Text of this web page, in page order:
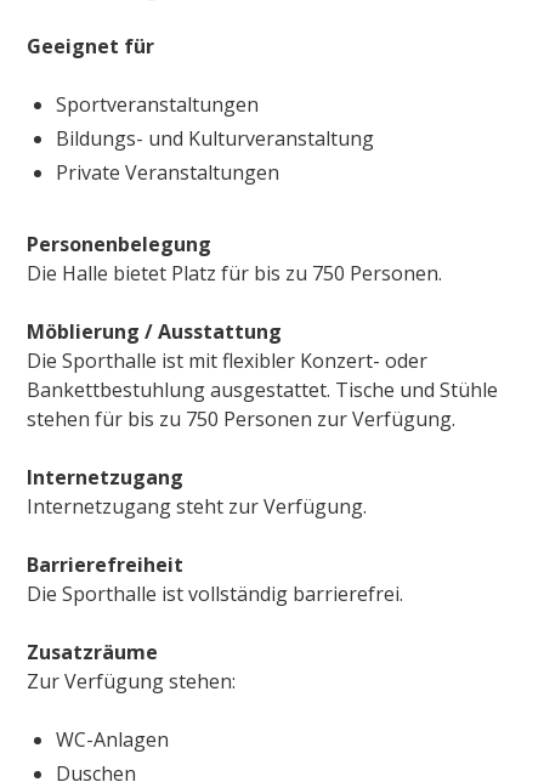
Geeignet für
Sportveranstaltungen
Bildungs- und Kulturveranstaltung
Private Veranstaltungen
Personenbelegung
Die Halle bietet Platz für bis zu 750 Personen.
Möblierung / Ausstattung
Die Sporthalle ist mit flexibler Konzert- oder
Bankettbestuhlung ausgestattet. Tische und Stühle
stehen für bis zu 750 Personen zur Verfügung.
Internetzugang
Internetzugang steht zur Verfügung.
Barrierefreiheit
Die Sporthalle ist vollständig barrierefrei.
Zusatzräume
Zur Verfügung stehen:
WC-Anlagen
Duschen